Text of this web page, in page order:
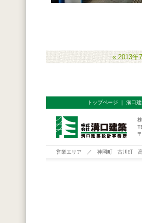
« 2013年
トップページ ｜ 溝口
営業エリア ／ 神岡町 古川町